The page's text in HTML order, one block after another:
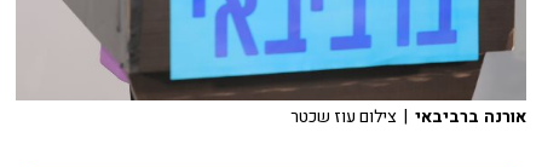
אורנה ברביבאי | צילום עוז שכטר